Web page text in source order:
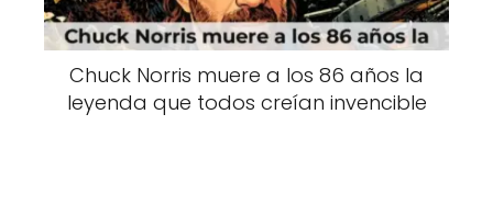
Chuck Norris muere a los 86 años la
leyenda que todos creían invencible